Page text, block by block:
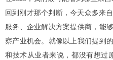
回到刚才那个判断，今天众多来
服务、企业解决方案提供商，能
察产业机会。 就像以上我们提到
和技术从业者来说，都没有想过